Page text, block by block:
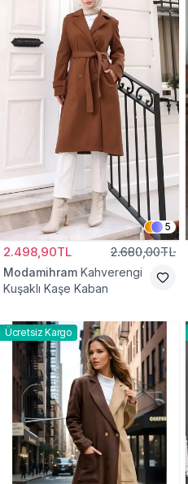
5
2.498,90TL 2.680,00TL
Modamihram Kahverengi
Kuşaklı Kaşe Kaban
Ücretsiz Kargo